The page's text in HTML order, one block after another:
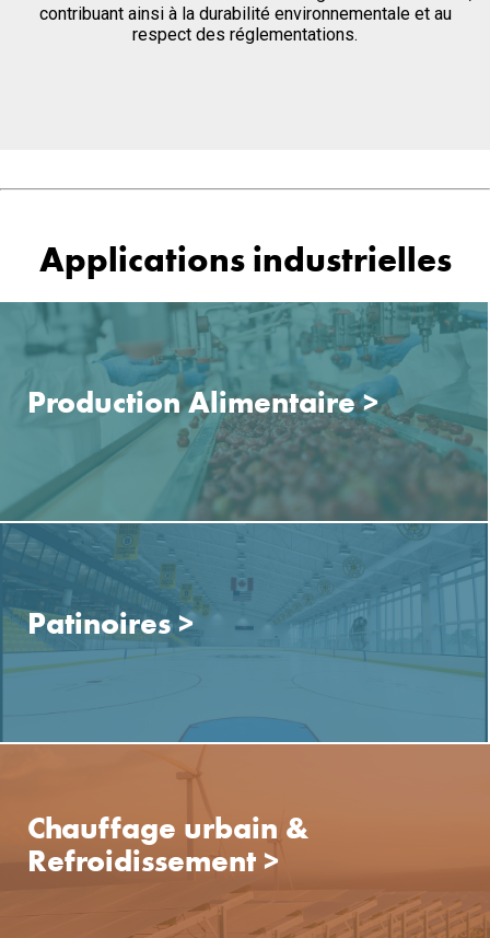
contribuant ainsi à la durabilité environnementale et au
respect des réglementations.
Applications industrielles
Production Alimentaire>
Patinoires>
Chauffage urbain &
Refroidissement >